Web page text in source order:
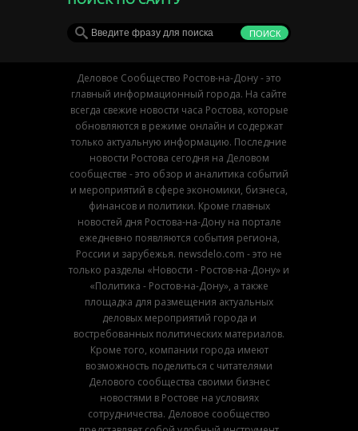
Деловое Сообщество Ростов-на-Дону - это
главный информационный города. На сайте
всегда свежие новости часа Ростова, которые
обновляются в режиме онлайн и содержат
только актуальную информацию. Последние
новости Ростова сегодня на Деловом
сообществе - это обзор и аналитика событий
и мероприятий в сфере экономики, бизнеса,
финансов и политики. Кроме главных
новостей дня Ростова-на-Дону на портале
ежедневно появляются события региона,
России и зарубежья. newsdelo.com - это не
только разделы «Новости - Ростов-на-Дону» и
«Политика - Ростов-на-Дону», а также
площадка для размещения актуальных
деловых мероприятий города и
востребованных политических материалов.
Кроме того, компании города имеют
возможность поделиться с читателями
Делового сообщества своими бизнес
новостями в Ростове на условиях
сотрудничества. Деловое сообщество